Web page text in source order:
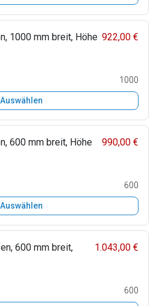
1000 mm breit, Höhe 922,00 €
1000
Auswählen
600 mm breit, Höhe
990,00 €
600
Auswählen
600 mm breit,
1.043,00 €
600